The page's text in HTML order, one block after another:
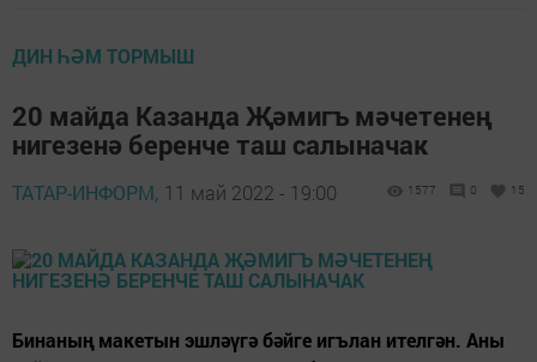
ДИН ҺӘМ ТОРМЫШ
20 майда Казанда Җәмигъ мәчетенең
нигезенә беренче таш салыначак
ТАТАР-ИНФОРМ, 11 май 2022 - 19:00 1577 0 15
Бинаның макетын эшләүгә бәйге игълан ителгән. Аны